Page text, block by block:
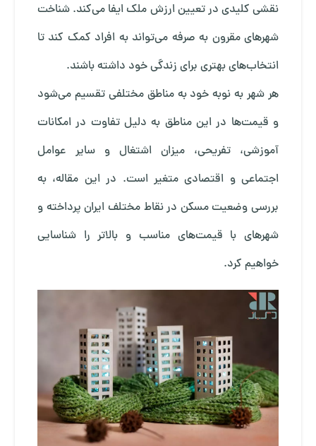
نقشی کلیدی در تعیین ارزش ملک ایفا می‌کند. شناخت
شهرهای مقرون به صرفه می‌تواند به افراد کمک کند تا
انتخاب‌های بهتری برای زندگی خود داشته باشند.
هر شهر به نوبه خود به مناطق مختلفی تقسیم می‌شود
و قیمت‌ها در این مناطق به دلیل تفاوت در امکانات
آموزشی، تفریحی، میزان اشتغال و سایر عوامل
اجتماعی و اقتصادی متغیر است. در این مقاله، به
بررسی وضعیت مسکن در نقاط مختلف ایران پرداخته و
شهرهای با قیمت‌های مناسب و بالاتر را شناسایی
خواهیم کرد.